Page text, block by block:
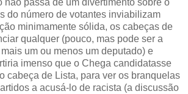
não passa de um divertimento sobre o
do número de votantes inviabilizam
minimamente sólida, os cabeças de
qualquer (pouco, mas pode ser a
um ou menos um deputado) e
imenso que o Chega candidatasse
cabeça de Lista, para ver os branquelas
a acusá-lo de racista (a discussão